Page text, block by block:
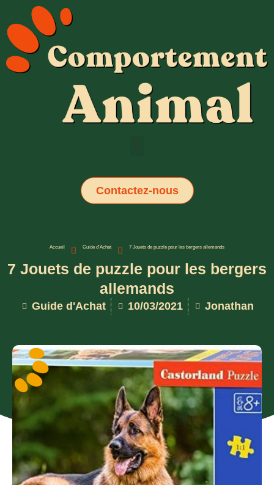
Contactez-nous
Accueil Guide d'Achat 7 Jouets de puzzle pour les bergers allemands
7 Jouets de puzzle pour les bergers
allemands
Guide d'Achat 10/03/2021 Jonathan